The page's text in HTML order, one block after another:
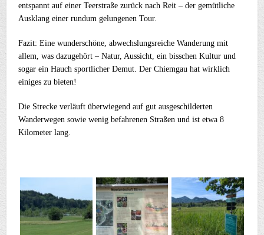
entspannt auf einer Teerstraße zurück nach Reit – der gemütliche
Ausklang einer rundum gelungenen Tour.
Fazit: Eine wunderschöne, abwechslungsreiche Wanderung mit
allem, was dazugehört – Natur, Aussicht, ein bisschen Kultur und
sogar ein Hauch sportlicher Demut. Der Chiemgau hat wirklich
einiges zu bieten!
Die Strecke verläuft überwiegend auf gut ausgeschilderten
Wanderwegen sowie wenig befahrenen Straßen und ist etwa 8
Kilometer lang.